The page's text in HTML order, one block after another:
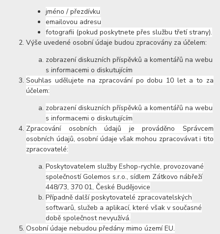
jméno / přezdívku
emailovou adresu
fotografii (pokud poskytnete přes službu třetí strany).
Výše uvedené osobní údaje budou zpracovány za účelem:
zobrazení diskuzních příspěvků a komentářů na webu
s informacemi o diskutujícím
Souhlas udělujete na zpracování po dobu 10 let a to za
účelem:
zobrazení diskuzních příspěvků a komentářů na webu
s informacemi o diskutujícím
Zpracování osobních údajů je prováděno Správcem
osobních údajů, osobní údaje však mohou zpracovávat i tito
zpracovatelé:
Poskytovatelem služby Eshop-rychle, provozované
společností Golemos s.r.o., sídlem Zátkovo nábřeží
448/73, 370 01, České Budějovice
Případně další poskytovatelé zpracovatelských
softwarů, služeb a aplikací, které však v současné
době společnost nevyužívá.
Osobní údaje nebudou předány mimo území EU.